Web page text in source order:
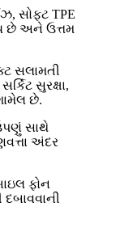
સોફ્ટ TPE
છે અને ઉત્તમ
સલામતી
સુરક્ષા,
છે.
સાથે
અંદર
ફોન